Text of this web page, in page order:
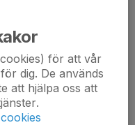
för att vår
dig. De används
att hjälpa oss att